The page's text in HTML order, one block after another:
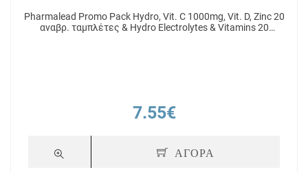
Pharmalead Promo Pack Hydro, Vit. C 1000mg, Vit. D, Zinc 20
αναβρ. ταμπλέτες & Hydro Electrolytes & Vitamins 20
7.55€
ΑΓΟΡΑ